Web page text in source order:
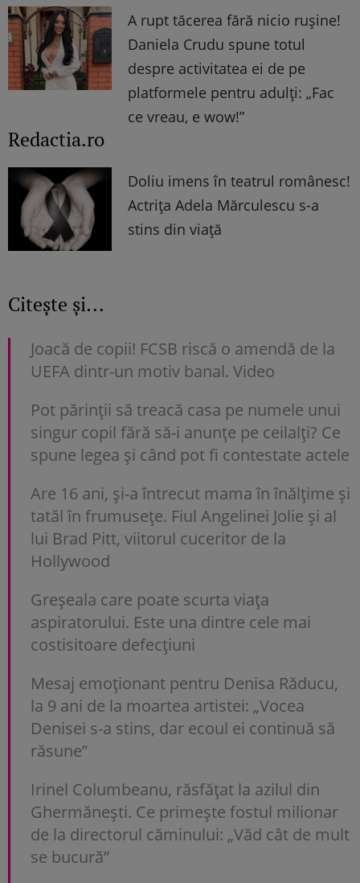
A rupt tăcerea fără nicio rușine!
Daniela Crudu spune totul
despre activitatea ei de pe
platformele pentru adulți: „Fac
ce vreau, e wow!”
Redactia.ro
Doliu imens în teatrul românesc!
Actrița Adela Mărculescu s-a
stins din viață
Citește și...
Joacă de copii! FCSB riscă o amendă de la
UEFA dintr-un motiv banal. Video
Pot părinții să treacă casa pe numele unui
singur copil fără să-i anunțe pe ceilalți? Ce
spune legea și când pot fi contestate actele
Are 16 ani, și-a întrecut mama în înălțime și
tatăl în frumusețe. Fiul Angelinei Jolie și al
lui Brad Pitt, viitorul cuceritor de la
Hollywood
Greșeala care poate scurta viața
aspiratorului. Este una dintre cele mai
costisitoare defecțiuni
Mesaj emoționant pentru Denisa Răducu,
la 9 ani de la moartea artistei: „Vocea
Denisei s-a stins, dar ecoul ei continuă să
răsune”
Irinel Columbeanu, răsfățat la azilul din
Ghermănești. Ce primește fostul milionar
de la directorul căminului: „Văd cât de mult
se bucură”